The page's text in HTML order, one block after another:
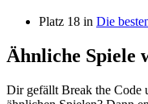
Platz 18 in Die
Ähnliche Spiele
Dir gefällt Break the Code